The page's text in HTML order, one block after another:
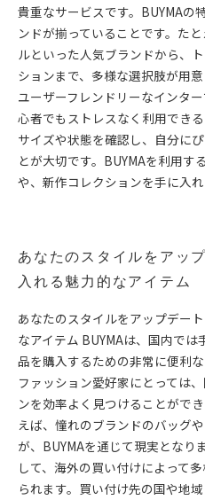
貴重なサービスです。BUYMAの
ンドが揃っていることです。た
ルといった人気ブランドから、
ションまで、多様な選択肢が用
ユーザーフレンドリーなインタ
心者でもストレスなく利用でき
サイズや状態を確認し、自分に
とが大切です。BUYMAを利用す
や、新作コレクションを手に入
あなたのスタイルをアッ
入れる魅力的なアイテム
あなたのスタイルをアップデー
なアイテム BUYMAは、国内で
品を購入するための非常に便利
ファッション愛好家にとっては
ンを効率よく見つけることがで
えば、憧れのブランドのバッグ
が、BUYMAを通じて現実となり
して、海外の買い付けによって
られます。買い付け先の国や地